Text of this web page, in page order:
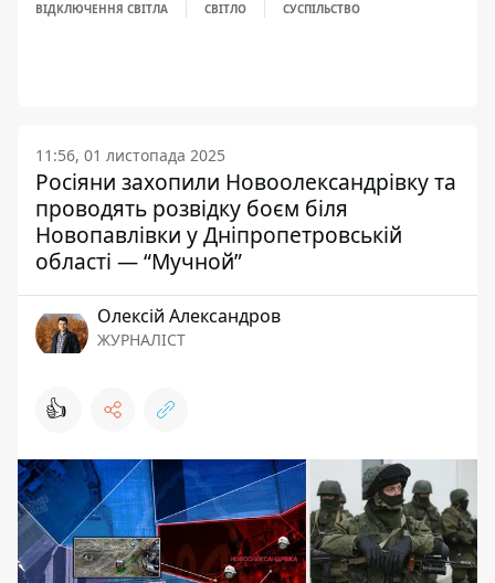
ВІДКЛЮЧЕННЯ СВІТЛА СВІТЛО СУСПІЛЬСТВО
11:56, 01 листопада 2025
Росіяни захопили Новоолександрівку та
проводять розвідку боєм біля
Новопавлівки у Дніпропетровській
області — “Мучной”
Олексій Александров
ЖУРНАЛІСТ
👍